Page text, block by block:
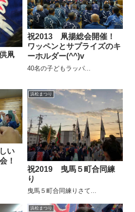
凧
祝2013 凧揚総会開催！
ワッペンとサプライズのキ
ーホルダー(^^)v
40名の子どもラッパ...
い
！
浜松まつり
祝2019 曳馬５町合同練
り
曳馬５町合同練りさて...
浜松まつり